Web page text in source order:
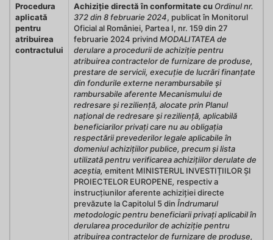
Procedura
aplicată
pentru
atribuirea
contractului
Achiziție directă în conformitate cu Ordinul nr.
372 din 8 februarie 2024, publicat în Monitorul
Oficial al României, Partea I, nr. 159 din 27
februarie 2024 privind MODALITATEA de
derulare a procedurii de achiziție pentru
atribuirea contractelor de furnizare de produse,
prestare de servicii, execuție de lucrări finanțate
din fondurile externe nerambursabile și
rambursabile aferente Mecanismului de
redresare și reziliență, alocate prin Planul
național de redresare și reziliență, aplicabilă
beneficiarilor privați care nu au obligația
respectării prevederilor legale aplicabile în
domeniul achizițiilor publice, precum și lista
utilizată pentru verificarea achizițiilor derulate de
aceștia, emitent MINISTERUL INVESTIȚIILOR ȘI
PROIECTELOR EUROPENE, respectiv a
instrucțiunilor aferente achiziției directe
prevăzute la Capitolul 5 din Îndrumarul
metodologic pentru beneficiarii privați aplicabil în
derularea procedurilor de achiziție pentru
atribuirea contractelor de furnizare de produse,